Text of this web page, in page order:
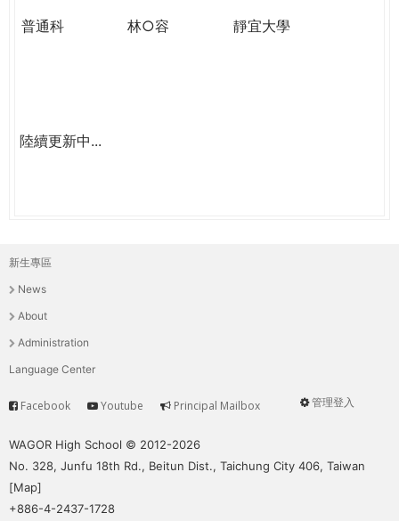
普通科
林○容 靜宜大學
陸續更新中...
主
選
單
新生專區
News
About
Administration
Language Center
User
管理登入
Service
Facebook Youtube Principal Mailbox
WAGOR High School © 2012-2026
No. 328, Junfu 18th Rd., Beitun Dist., Taichung City 406, Taiwan
[Map]
+886-4-2437-1728